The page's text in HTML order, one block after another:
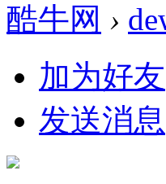
酷牛网 ›
加为好友
发送消息